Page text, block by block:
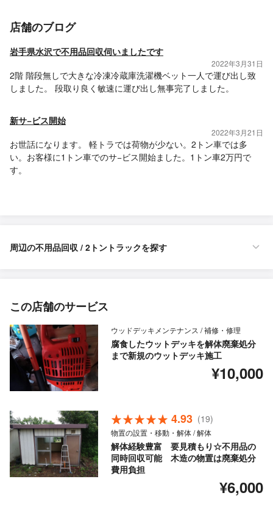
店舗のブログ
岩手県水沢で不用品回収伺いましたです
2022年3月31日
2階 階段無しで大きな冷凍冷蔵庫洗濯機ベット一人で運び出し致
しました。 段取り良く敏速に運び出し無事完了しました。
新サ−ビス開始
2022年3月21日
お世話になります。 軽トラでは荷物が少ない。2トン車では多
い。お客様に1トン車でのサ−ビス開始ました。1トン車2万円で
す。
周辺の不用品回収 / 2トントラックを探す
この店舗のサービス
ウッドデッキメンテナンス / 補修・修理
腐食したウットデッキを解体廃棄処分
まで新規のウットデッキ施工
¥10,000
4.93 (19)
物置の設置・移動・解体 / 解体
解体経験豊富 要見積もり☆不用品の
同時回収可能 木造の物置は廃棄処分
費用負担
¥6,000